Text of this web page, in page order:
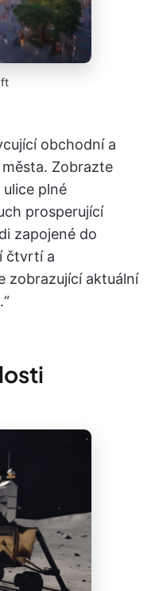
obchodní a
Zobrazte
plné
prosperující
zapojené do
čtvrtí a
zobrazující aktuální